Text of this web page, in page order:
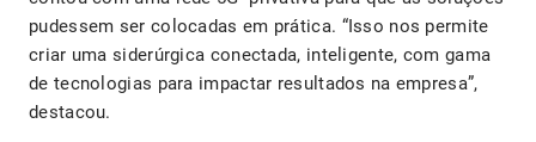
pudessem ser colocadas em prática. “Isso nos permite
criar uma siderúrgica conectada, inteligente, com gama
de tecnologias para impactar resultados na empresa”,
destacou.